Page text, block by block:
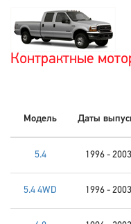
Контрактные
Модель Даты
5.4 1996 - 2003
5.4 4WD 1996 - 2003